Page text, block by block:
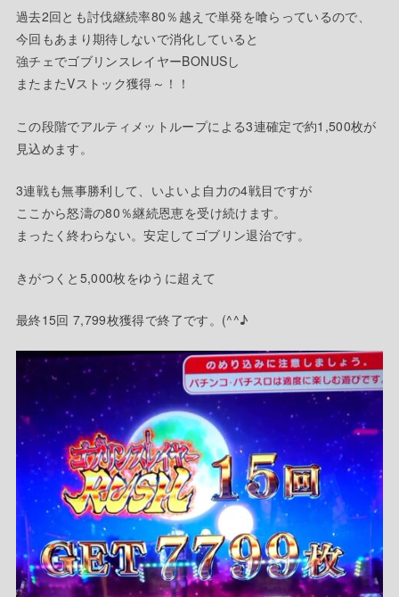
過去2回とも討伐継続率80％越えで単発を喰らっているので、
今回もあまり期待しないで消化していると
強チェでゴブリンスレイヤーBONUSし
またまたVストック獲得～！！
この段階でアルティメットループによる3連確定で約1,500枚が
見込めます。
3連戦も無事勝利して、いよいよ自力の4戦目ですが
ここから怒濤の80％継続恩恵を受け続けます。
まったく終わらない。安定してゴブリン退治です。
きがつくと5,000枚をゆうに超えて
最終15回 7,799枚獲得で終了です。(^^♪